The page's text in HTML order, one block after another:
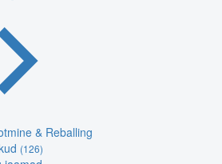
& Reballing
(126)